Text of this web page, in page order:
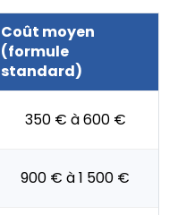
Coût moyen
(formule
standard)
350 € à 600 €
900 € à 1 500 €